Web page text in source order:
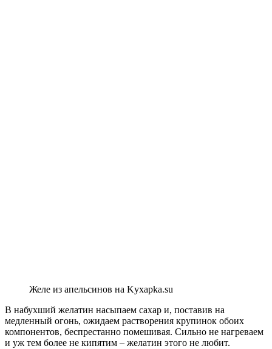
Желе из апельсинов на Kyxapka.su
В набухший желатин насыпаем сахар и, поставив на
медленный огонь, ожидаем растворения крупинок обоих
компонентов, беспрестанно помешивая. Сильно не нагреваем
и уж тем более не кипятим – желатин этого не любит.